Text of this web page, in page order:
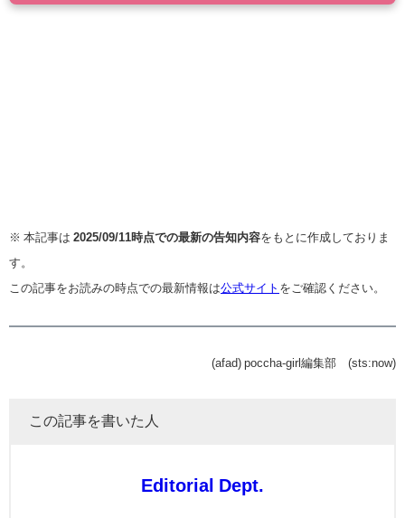
※ 本記事は 2025/09/11時点での最新の告知内容をもとに作成しておりま
す。
この記事をお読みの時点での最新情報は公式サイト をご確認ください。
(afad) poccha-girl編集部 (sts:now)
この記事を書いた人
Editorial Dept.